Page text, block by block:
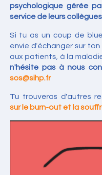
psychologique gérée
service de leurs collègues
Si tu as un coup de
envie d'échanger sur
aux patients, à la
n'hésite pas à nous
sos@sihp.fr
Tu trouveras d'autres
sur le burn-out et la